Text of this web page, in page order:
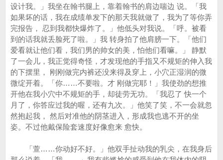
设计我。」我坐在翰书腿上，靠着翰书的肩边喘边 说。「我
如果坏的话，我在成绩单发下的那天我就做了，我为了等你弄
完报告， 忍到我都快爆炸了。」他低头对我说。「呼。被看
到的话我就丢脸死了啦。」我 转身拍了他肩膀一下。「他们
爱看就让他们看，我们男的帅女的美，怕他们看嘛。」 静默
了一会儿，我正觉得奇怪，才发现他的手指又不规矩的伸入我
的下摆里， 刚刚做完内裤还没来得及穿上，小穴正湿润的微
微绽开着。「你……不要啦。才 刚做完耶！」我使劲的想推
开他在我小穴中不规矩的手，却徒劳无功。「我忍了 快一个
月了，你答应过我的喔，还有九次。」他笑了笑，不一会就忽
然抱起我， 然后对准他的阴茎进入，形成我也逃不开的坐
姿。不过他戴保险套速度好像愈来 愈快。
「萱……你动好不好。」他双手扯动我的乳尖，在我身后